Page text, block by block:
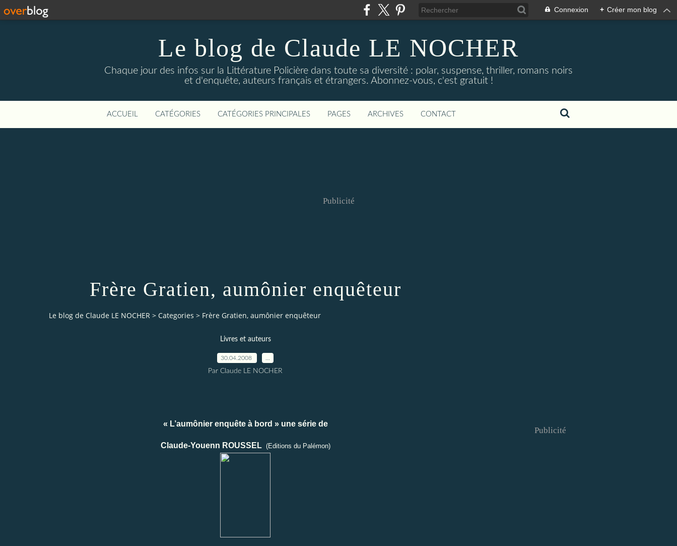
Connexion + Créer mon blog
Le blog de Claude LE NOCHER
Chaque jour des infos sur la Littérature Policière dans toute sa diversité : polar, suspense, thriller, romans noirs
et d'enquête, auteurs français et étrangers. Abonnez-vous, c'est gratuit !
ACCUEIL CATÉGORIES CATÉGORIES PRINCIPALES PAGES ARCHIVES CONTACT
Publicité
Frère Gratien, aumônier enquêteur
Le blog de Claude LE NOCHER > Categories > Frère Gratien, aumônier enquêteur
Livres et auteurs
30.04.2008
Par Claude LE NOCHER
« L’aumônier enquête à bord » une série de
Claude-Youenn ROUSSEL (Editions du Palémon)
Publicité